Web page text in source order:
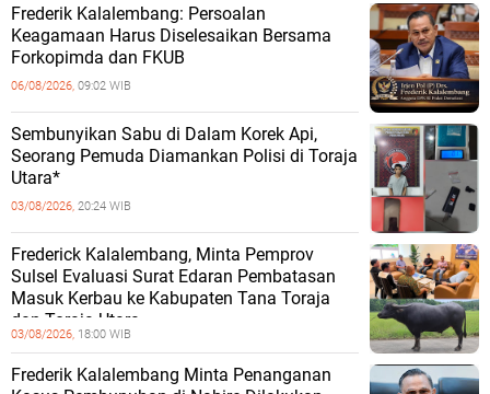
Frederik Kalalembang: Persoalan
Keagamaan Harus Diselesaikan Bersama
Forkopimda dan FKUB
06/08/2026, 09:02 WIB
Sembunyikan Sabu di Dalam Korek Api,
Seorang Pemuda Diamankan Polisi di Toraja
Utara*
03/08/2026, 20:24 WIB
Frederick Kalalembang, Minta Pemprov
Sulsel Evaluasi Surat Edaran Pembatasan
Masuk Kerbau ke Kabupaten Tana Toraja
dan Toraja Utara
03/08/2026, 18:00 WIB
Frederik Kalalembang Minta Penanganan